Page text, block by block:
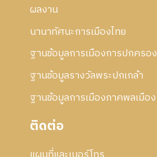
ผลงาน
นานาทัศนะการเมืองไทย
ฐานข้อมูลการเมืองการปกครอง
ฐานข้อมูลรางวัลพระปกเกล้า
ฐานข้อมูลการเมืองภาคพลเมือง
ติดต่อ